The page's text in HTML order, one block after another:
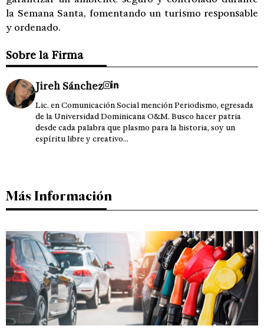
la Semana Santa, fomentando un turismo responsable
y ordenado.
Sobre la Firma
Jireh Sánchez
Lic. en Comunicación Social mención Periodismo, egresada
de la Universidad Dominicana O&M. Busco hacer patria
desde cada palabra que plasmo para la historia, soy un
espíritu libre y creativo...
Más Información